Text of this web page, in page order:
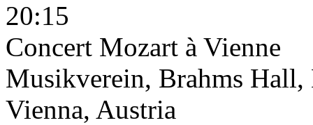
20:15
Concert Mozart à Vienne
Musikverein, Brahms Hall,
Vienna, Austria